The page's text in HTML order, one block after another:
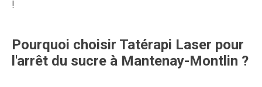
!
Pourquoi choisir Tatérapi Laser pour
l'arrêt du sucre à Mantenay-Montlin ?